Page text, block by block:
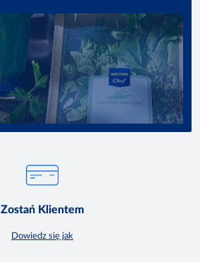
Zostań Klientem
Dowiedz się jak